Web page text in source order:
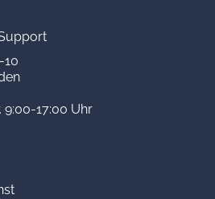
10
9:00-17:00 Uhr